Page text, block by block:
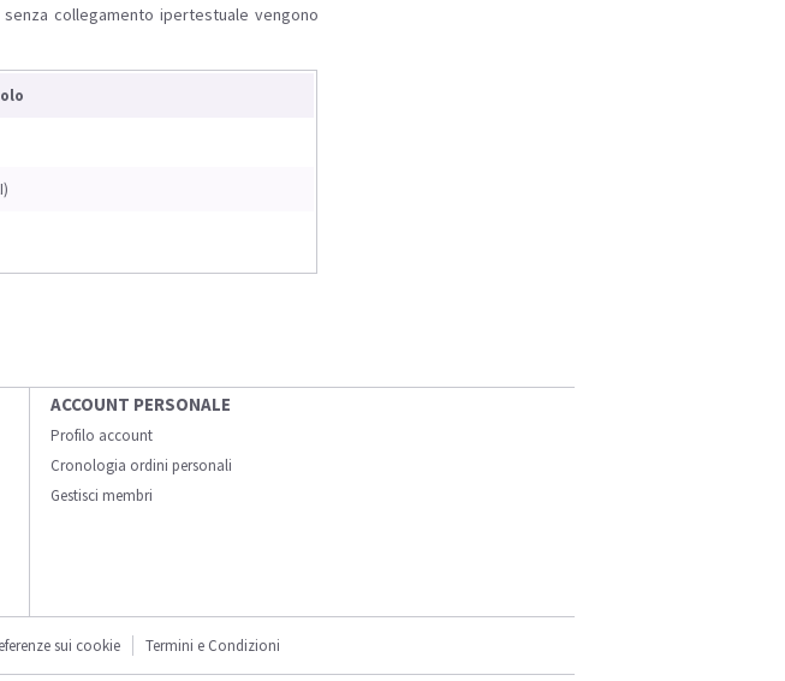
collegamento ipertestuale vengono
ACCOUNT PERSONALE
Profilo account
Cronologia ordini personali
Gestisci membri
sui cookie Termini e Condizioni